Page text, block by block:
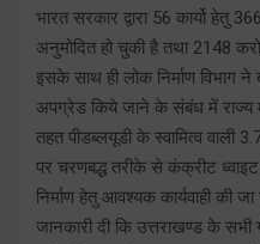
भारत सरकार द्वारा 56 कार्यो हेतु
अनुमोदित हो चुकी है तथा 2148
इसके साथ ही लोक निर्माण विभाग
अपग्रेड किये जाने के संबंध में राज्य में
तहत पीडब्लयूडी के स्वामित्व वाली
पर चरणबद्ध तरीके से कंक्रीट
निर्माण हेतु आवश्यक कार्यवाही की
जानकारी दी कि उत्तराखण्ड के सभी